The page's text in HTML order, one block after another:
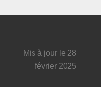
Mis à jour le 28
février 2025